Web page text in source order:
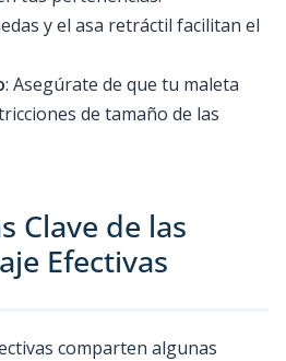
y el asa retráctil facilitan el
: Asegúrate de que tu maleta
de tamaño de las
Clave de las
Efectivas
comparten algunas